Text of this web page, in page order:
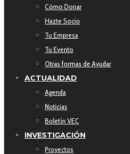
Cómo Donar
Hazte Socio
Tu Empresa
Tu Evento
Otras formas de Ayudar
ACTUALIDAD
Agenda
Noticias
Boletín VEC
INVESTIGACIÓN
Proyectos